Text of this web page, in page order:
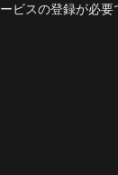
ビスの登録が必要